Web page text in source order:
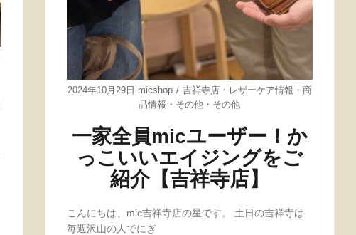
2024年10月29日 micshop 吉祥寺店・ レザーケア情報 ・ 商
品情報 ・ その他 ・ その他
一家全員micユーザー！か
っこいいエイジングをご
紹介【吉祥寺店】
こんにちは、mic吉祥寺店の星です。 土日の吉祥寺は
毎週沢山の人でにぎ